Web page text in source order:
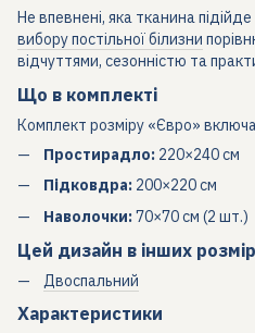
Не впевнені, яка тканина
вибору постільної білизни
відчуттями, сезонністю та
Що в комплекті
Комплект розміру «Євро»
Простирадло: 220×240 см
Підковдра: 200×220 см
Наволочки:70×70 см (2 шт.)
Цей дизайн в інших
Двоспальний
Характеристики